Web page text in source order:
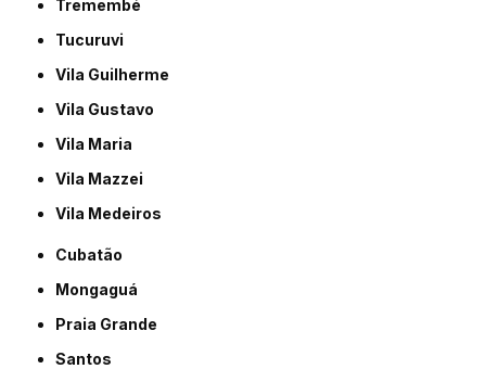
Tremembé
Tucuruvi
Vila Guilherme
Vila Gustavo
Vila Maria
Vila Mazzei
Vila Medeiros
Cubatão
Mongaguá
Praia Grande
Santos